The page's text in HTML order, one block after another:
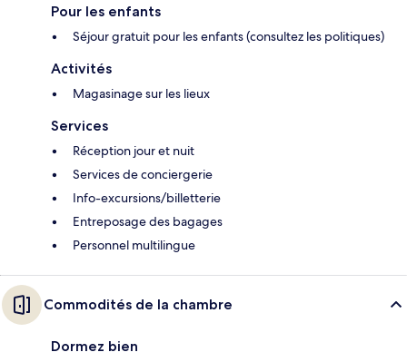
Pour les enfants
Séjour gratuit pour les enfants (consultez les politiques)
Activités
Magasinage sur les lieux
Services
Réception jour et nuit
Services de conciergerie
Info-excursions/billetterie
Entreposage des bagages
Personnel multilingue
Commodités de la chambre
Dormez bien